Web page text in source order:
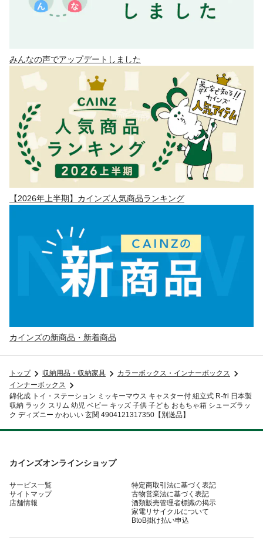
みんなの声でアップデートしました
【2026年上半期】カインズ人気商品ランキング
カインズの新商品・新着商品
トップ 収納用品・収納家具
カラーボックス・インナーボックス
インナーボックス
錦化成 トイ・ステーション ミッキーマウス キャスター付 組立式 R-fri 日本製
収納 ラック スリム 幼児 ベビー キッズ 子供 子ども おもちゃ箱 シューズラッ
ク ディズニー かわいい 玄関 4904121317350【別送品】
カインズオンラインショップ
サービス一覧
サイトマップ
店舗情報
特定商取引法に基づく表記
古物営業法に基づく表記
酒類販売管理者標識の掲示
家電リサイクルについて
BtoB掛け払い申込